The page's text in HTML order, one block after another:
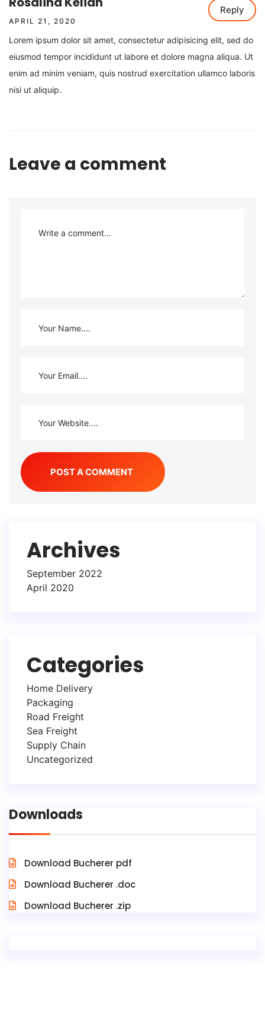
APRIL 21, 2020
Reply
Lorem ipsum dolor sit amet, consectetur adipisicing elit, sed do
eiusmod tempor incididunt ut labore et dolore magna aliqua. Ut
enim ad minim veniam, quis nostrud exercitation ullamco laboris
nisi ut aliquip.
Leave a comment
Archives
September 2022
April 2020
Categories
Home Delivery
Packaging
Road Freight
Sea Freight
Supply Chain
Uncategorized
Downloads
Download Bucherer pdf
Download Bucherer .doc
Download Bucherer .zip